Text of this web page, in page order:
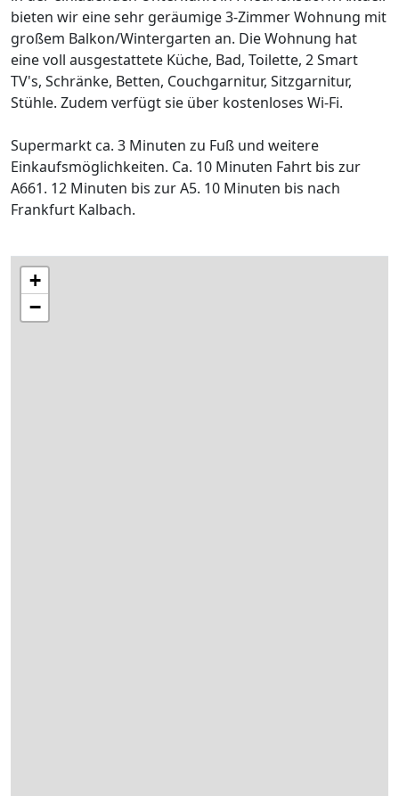
bieten wir eine sehr geräumige 3-Zimmer Wohnung mit
großem Balkon/Wintergarten an. Die Wohnung hat
eine voll ausgestattete Küche, Bad, Toilette, 2 Smart
TV's, Schränke, Betten, Couchgarnitur, Sitzgarnitur,
Stühle. Zudem verfügt sie über kostenloses Wi-Fi.
Supermarkt ca. 3 Minuten zu Fuß und weitere
Einkaufsmöglichkeiten. Ca. 10 Minuten Fahrt bis zur
A661. 12 Minuten bis zur A5. 10 Minuten bis nach
Frankfurt Kalbach.
+
−